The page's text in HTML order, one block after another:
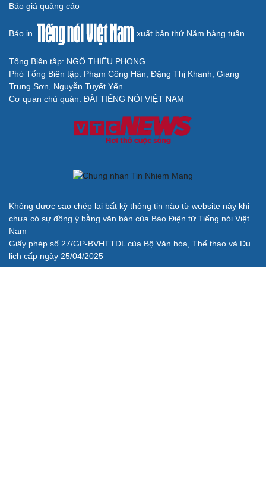
Báo giá quảng cáo
Báo in xuất bản thứ Năm hàng tuần
Tổng Biên tập: NGÔ THIỆU PHONG
Phó Tổng Biên tập: Phạm Công Hân, Đặng Thị Khanh, Giang
Trung Sơn, Nguyễn Tuyết Yến
Cơ quan chủ quản: ĐÀI TIẾNG NÓI VIỆT NAM
Không được sao chép lại bất kỳ thông tin nào từ website này khi
chưa có sự đồng ý bằng văn bản của Báo Điện tử Tiếng nói Việt
Nam
Giấy phép số 27/GP-BVHTTDL của Bộ Văn hóa, Thể thao và Du
lịch cấp ngày 25/04/2025